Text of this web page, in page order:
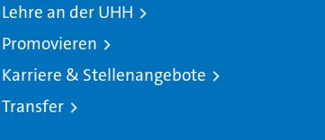
Lehre an der UHH
Promovieren
Karriere & Stellenangebote
Transfer